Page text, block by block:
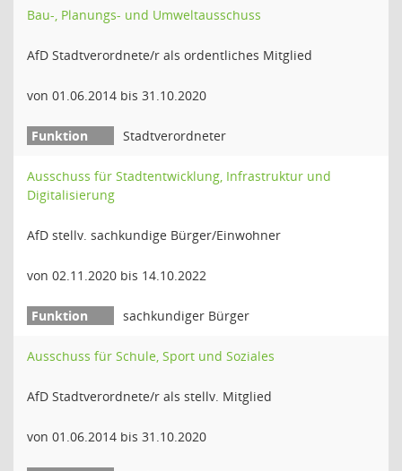
Bau-, Planungs- und Umweltausschuss
AfD Stadtverordnete/r als ordentliches Mitglied
von 01.06.2014 bis 31.10.2020
Stadtverordneter
Ausschuss für Stadtentwicklung, Infrastruktur und
Digitalisierung
AfD stellv. sachkundige Bürger/Einwohner
von 02.11.2020 bis 14.10.2022
sachkundiger Bürger
Ausschuss für Schule, Sport und Soziales
AfD Stadtverordnete/r als stellv. Mitglied
von 01.06.2014 bis 31.10.2020